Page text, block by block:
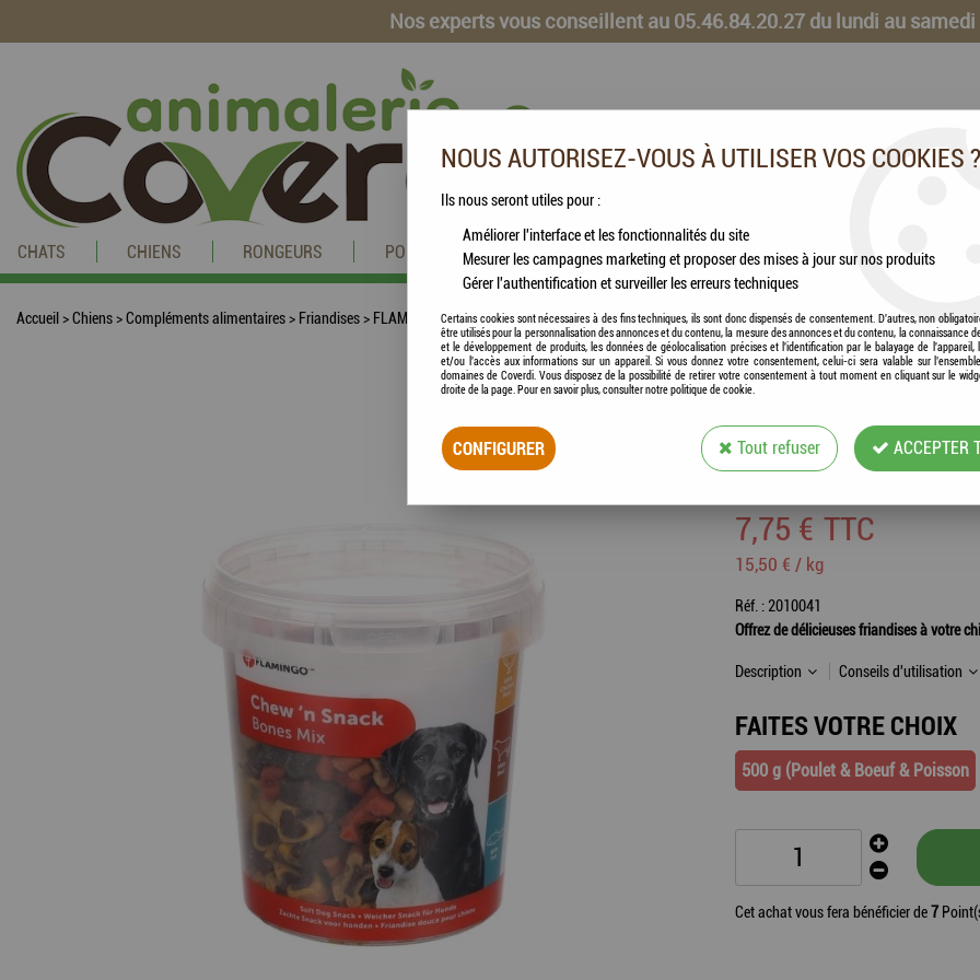
Nos experts vous conseillent au 05.46.84.20.27 du lundi au samedi
CHATS CHIENS RONGEURS POISSONS CHEVAUX VOLAILLES ANIMAUX DE LA FERME
Accueil >Chiens>Compléments alimentaires> Friandises> FLAMINGO - Friandises Chien Chew'n Snak Bones Mix (Poulet & Boeuf & Poisson)
FLAMINGO -
MIX (POULET &
7,75 € TTC
15,50 € / kg
Réf. : 2010041
Offrez de délicieuses friandises à votre
Description Conseils d'utilisation
FAITES VOTRE CHOIX
500 g (Poulet & Boeuf & Poisson
Cet achat vous fera bénéficier de7
NOUS AUTORISEZ-VOUS À UTILISER VOS COOKIES ?
Ils nous seront utiles pour :
Améliorer l'interface et les fonctionnalités du site
Mesurer les campagnes marketing et proposer des mises à jour sur nos produits
Gérer l'authentification et surveiller les erreurs techniques
Certains cookies sont nécessaires à des fins techniques, ils sont donc dispensés de consentement. D'autres, non
être utilisés pour la personnalisation des annonces et du contenu, la mesure des annonces et du contenu, la connaissance
et le développement de produits, les données de géolocalisation précises et l'identification par le balayage de l'appareil,
et/ou l'accès aux informations sur un appareil. Si vous donnez votre consentement, celui-ci sera valable sur
domaines de Coverdi. Vous disposez de la possibilité de retirer votre consentement à tout moment en cliquant sur le
droite de la page. Pour en savoir plus, consulter notre politique de cookie.
CONFIGURER Tout refuser ACCEPTER